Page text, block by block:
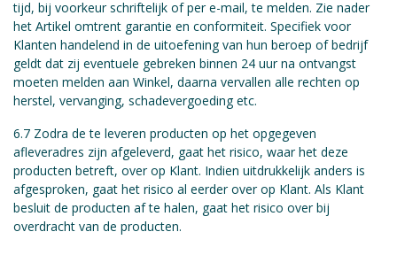
tijd, bij voorkeur schriftelijk of per e-mail, te melden. Zie nader
het Artikel omtrent garantie en conformiteit. Specifiek voor
Klanten handelend in de uitoefening van hun beroep of bedrijf
geldt dat zij eventuele gebreken binnen 24 uur na ontvangst
moeten melden aan Winkel, daarna vervallen alle rechten op
herstel, vervanging, schadevergoeding etc.
6.7 Zodra de te leveren producten op het opgegeven
afleveradres zijn afgeleverd, gaat het risico, waar het deze
producten betreft, over op Klant. Indien uitdrukkelijk anders is
afgesproken, gaat het risico al eerder over op Klant. Als Klant
besluit de producten af te halen, gaat het risico over bij
overdracht van de producten.